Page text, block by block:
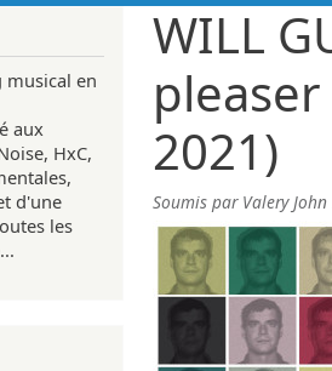
WILL
2021)
Soumis par Valery
musical en
aux
HxC,
d'une
les